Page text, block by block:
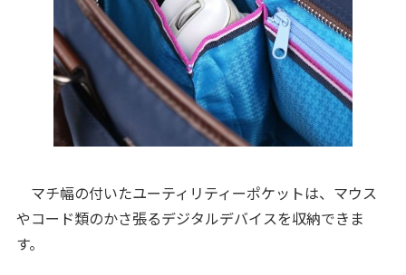
マチ幅の付いたユーティリティーポケットは、マウス
やコード類のかさ張るデジタルデバイスを収納できま
す。